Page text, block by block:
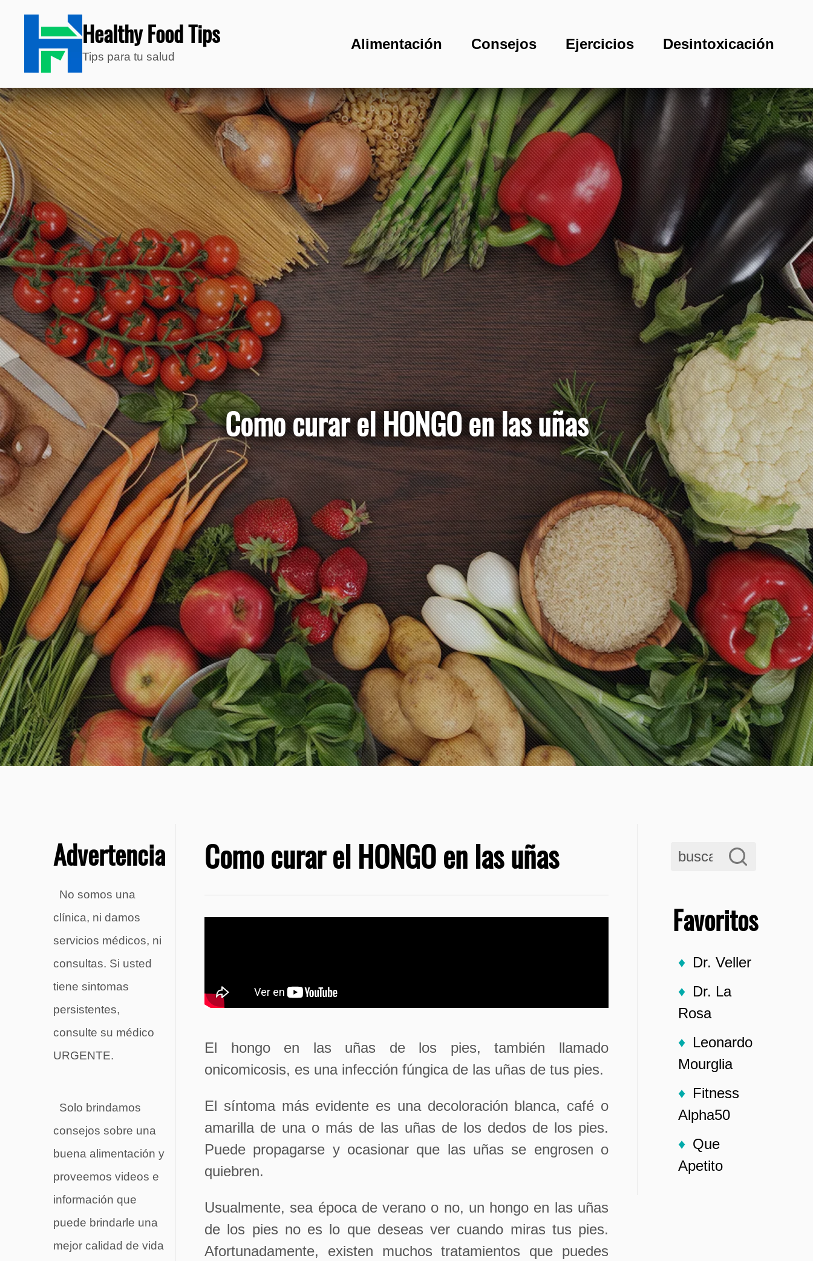
Healthy Food Tips
Tips para tu salud
Alimentación Consejos Ejercicios Desintoxicación
Como curar el HONGO en las uñas
Advertencia
No somos una
clínica, ni damos
servicios médicos, ni
consultas. Si usted
tiene sintomas
persistentes,
consulte su médico
URGENTE.
Solo brindamos
consejos sobre una
buena alimentación y
proveemos videos e
información que
puede brindarle una
mejor calidad de vida
Favoritos
Dr. Veller
Dr. La
Rosa
Leonardo
Mourglia
Fitness
Alpha50
Que
Apetito
Como curar el HONGO en las uñas
El hongo en las uñas de los pies, también llamado
onicomicosis, es una infección fúngica de las uñas de tus pies.
El síntoma más evidente es una decoloración blanca, café o
amarilla de una o más de las uñas de los dedos de los pies.
Puede propagarse y ocasionar que las uñas se engrosen o
quiebren.
Usualmente, sea época de verano o no, un hongo en las uñas
de los pies no es lo que deseas ver cuando miras tus pies.
Afortunadamente, existen muchos tratamientos que puedes